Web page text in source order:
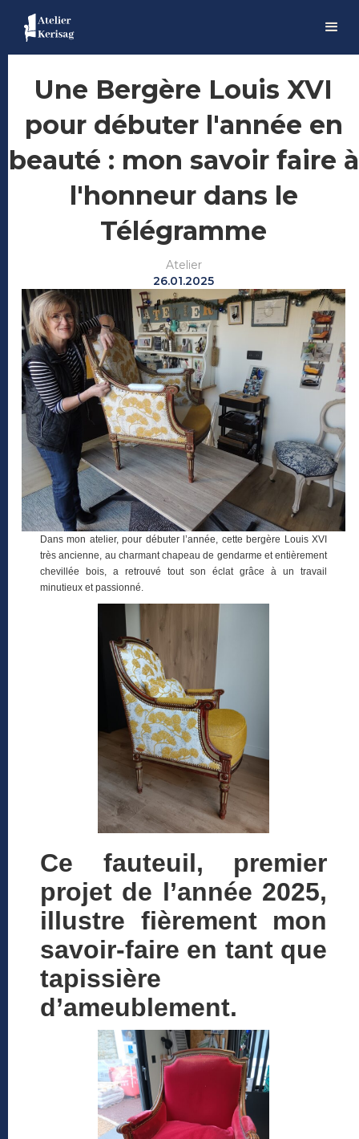
Une Bergère Louis XVI
pour débuter l'année en
beauté : mon savoir faire à
l'honneur dans le
Télégramme
Atelier
26.01.2025
Dans mon atelier, pour débuter l’année, cette bergère Louis XVI
très ancienne, au charmant chapeau de gendarme et entièrement
chevillée bois, a retrouvé tout son éclat grâce à un travail
minutieux et passionné.
Ce fauteuil, premier
projet de l’année 2025,
illustre fièrement mon
savoir-faire en tant que
tapissière
d’ameublement.